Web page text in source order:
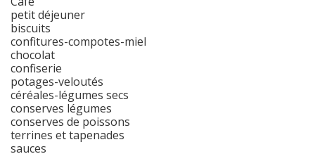
petit déjeuner
biscuits
confitures-compotes-miel
chocolat
confiserie
potages-veloutés
céréales-légumes secs
conserves légumes
conserves de poissons
terrines et tapenades
sauces